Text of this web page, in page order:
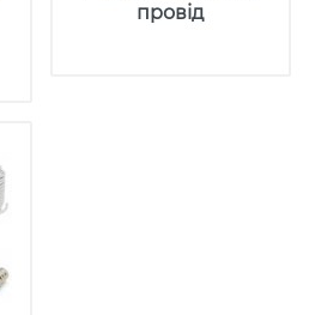
провід